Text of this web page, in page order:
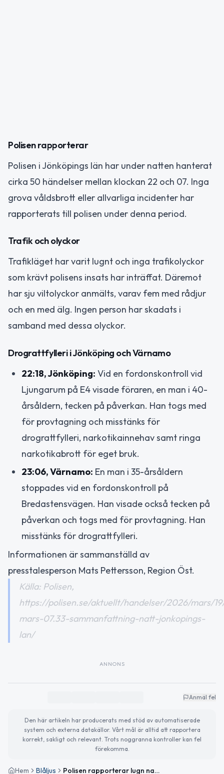
Polisen rapporterar
Polisen i Jönköpings län har under natten hanterat
cirka 50 händelser mellan klockan 22 och 07. Inga
grova våldsbrott eller allvarliga incidenter har
rapporterats till polisen under denna period.
Trafik och olyckor
Trafikläget har varit lugnt och inga trafikolyckor
som krävt polisens insats har inträffat. Däremot
har sju viltolyckor anmälts, varav fem med rådjur
och en med älg. Ingen person har skadats i
samband med dessa olyckor.
Drograttfylleri i Jönköping och Värnamo
22:18, Jönköping: Vid en fordonskontroll vid
Ljungarum på E4 visade föraren, en man i 40-
årsåldern, tecken på påverkan. Han togs med
för provtagning och misstänks för
drograttfylleri, narkotikainnehav samt ringa
narkotikabrott för eget bruk.
23:06, Värnamo: En man i 35-årsåldern
stoppades vid en fordonskontroll på
Bredastensvägen. Han visade också tecken på
påverkan och togs med för provtagning. Han
misstänks för drograttfylleri.
Informationen är sammanställd av
presstalesperson Mats Pettersson, Region Öst.
Källa: Polisen,
https://polisen.se/aktuellt/handelser/2026/mars/
mars-07.33-sammanfattning-natt-jonkopings-
lan/
ANNONS
Anmäl fel
Den här artikeln har producerats med stöd av automatiserade
system och externa datakällor. Vårt mål är alltid att rapportera
korrekt, sakligt och relevant. Trots noggranna kontroller kan fel
förekomma.
Hem Blåljus Polisen rapporterar lugn natt i Jönköpings län – två misstänkta för drograttfylleri